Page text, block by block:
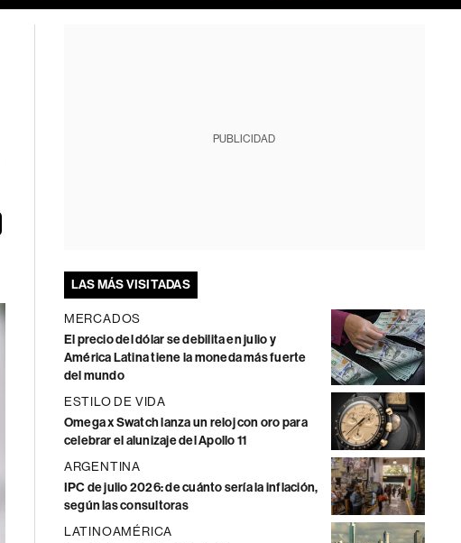
PUBLICIDAD
LAS MÁS VISITADAS
MERCADOS
El precio del dólar se debilita en julio y
América Latina tiene la moneda más fuerte
del mundo
ESTILO DE VIDA
Omega x Swatch lanza un reloj con oro para
celebrar el alunizaje del Apollo 11
ARGENTINA
IPC de julio 2026: de cuánto sería la inflación,
según las consultoras
LATINOAMÉRICA